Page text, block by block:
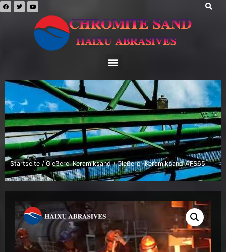
Startseite /Gießerei Keramiksand/ Gießerei-Keramiksand AFS65